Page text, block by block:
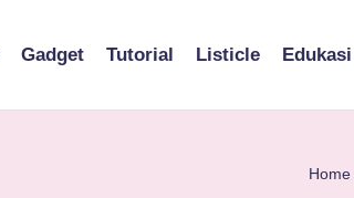
Gadget Tutorial Listicle Edukasi
Home